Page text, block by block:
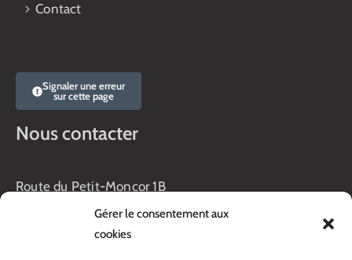
Gérer le consentement aux
cookies
Contact
Signaler une erreur
sur cette page
Nous contacter
Route du Petit-Moncor 1B
Case postale 176